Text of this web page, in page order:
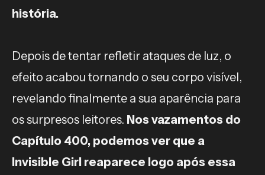
história.
Depois de tentar refletir ataques de luz, o
efeito acabou tornando o seu corpo visível,
revelando finalmente a sua aparência para
os surpresos leitores. Nos vazamentos do
Capítulo 400, podemos ver que a
Invisible Girl reaparece logo após essa